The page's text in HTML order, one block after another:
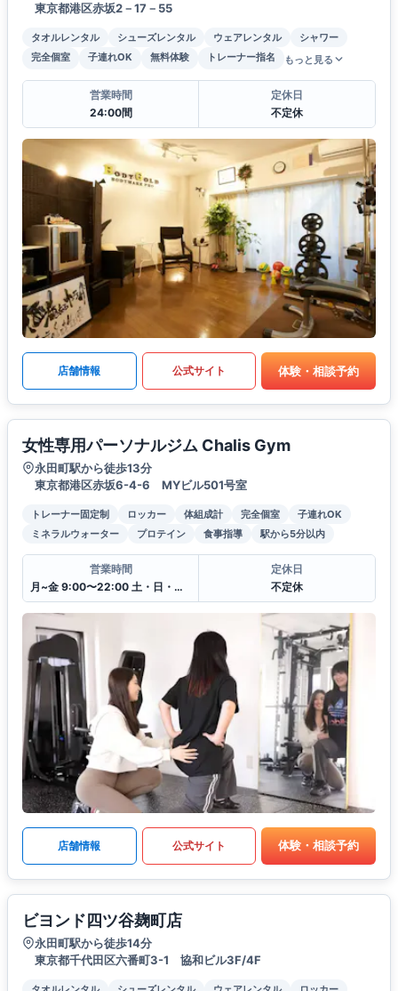
東京都港区赤坂2－17－55
タオルレンタル シューズレンタル ウェアレンタル
シャワー
完全個室
子連れOK 無料体験 トレーナー指名 もっと見る
営業時間
24:00間
定休日
不定休
店舗情報 公式サイト 体験・相談予約
女性専用パーソナルジム Chalis Gym
永田町駅から徒歩13分
東京都港区赤坂6-4-6 MYビル501号室
トレーナー固定制 ロッカー 体組成計 完全個室
子連れOK
ミネラルウォーター
プロテイン 食事指導 駅から5分以内
営業時間
月~金 9:00〜22:00 土・日・祝 9:00〜20:00
定休日
不定休
店舗情報 公式サイト 体験・相談予約
ビヨンド四ツ谷麹町店
永田町駅から徒歩14分
東京都千代田区六番町3-1 協和ビル3F/4F